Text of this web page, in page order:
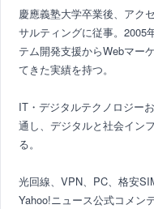
慶應義塾大学卒業後、アク
サルティングに従事。2005
テム開発支援からWebマー
てきた実績を持つ。
IT・デジタルテクノロジー
通し、デジタルと社会イン
る。
光回線、VPN、PC、格安
Yahoo!ニュース公式コメン